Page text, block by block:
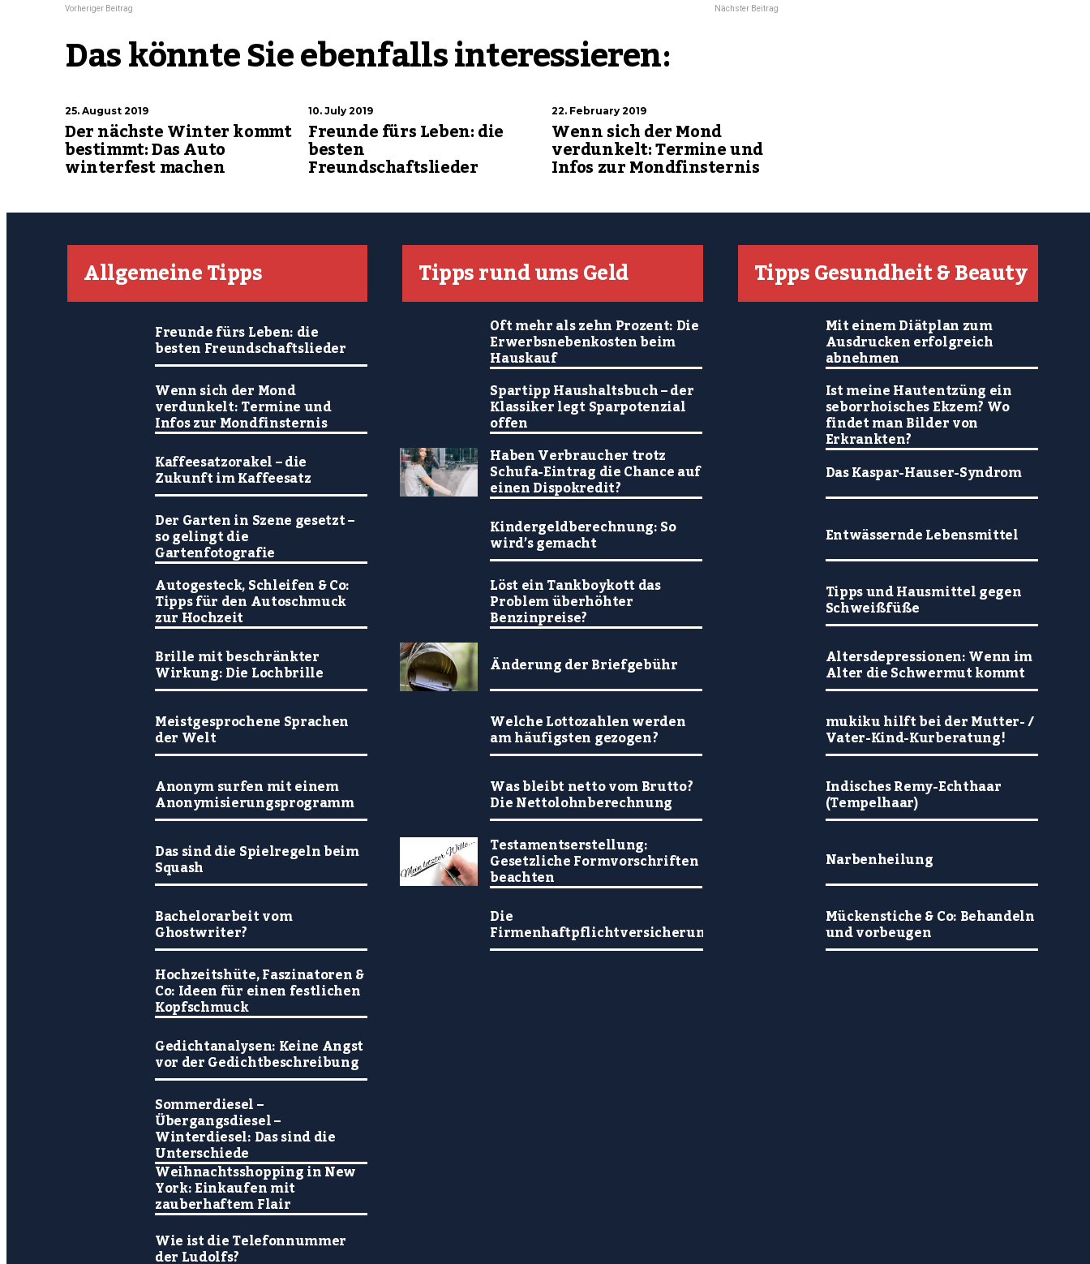
Vorheriger Beitrag Nächster Beitrag
Das könnte Sie ebenfalls interessieren:
25. August 2019
Der nächste Winter kommt
bestimmt: Das Auto
winterfest machen
10. July 2019
Freunde fürs Leben: die
besten
Freundschaftslieder
22. February 2019
Wenn sich der Mond
verdunkelt: Termine und
Infos zur Mondfinsternis
Allgemeine Tipps
Freunde fürs Leben: die
besten Freundschaftslieder
Wenn sich der Mond
verdunkelt: Termine und
Infos zur Mondfinsternis
Kaffeesatzorakel – die
Zukunft im Kaffeesatz
Der Garten in Szene gesetzt –
so gelingt die
Gartenfotografie
Autogesteck, Schleifen & Co:
Tipps für den Autoschmuck
zur Hochzeit
Brille mit beschränkter
Wirkung: Die Lochbrille
Meistgesprochene Sprachen
der Welt
Anonym surfen mit einem
Anonymisierungsprogramm
Das sind die Spielregeln beim
Squash
Bachelorarbeit vom
Ghostwriter?
Hochzeitshüte, Faszinatoren &
Co: Ideen für einen festlichen
Kopfschmuck
Gedichtanalysen: Keine Angst
vor der Gedichtbeschreibung
Sommerdiesel –
Übergangsdiesel –
Winterdiesel: Das sind die
Unterschiede
Weihnachtsshopping in New
York: Einkaufen mit
zauberhaftem Flair
Wie ist die Telefonnummer
der Ludolfs?
Tipps rund ums Geld
Oft mehr als zehn Prozent: Die
Erwerbsnebenkosten beim
Hauskauf
Spartipp Haushaltsbuch – der
Klassiker legt Sparpotenzial
offen
Haben Verbraucher trotz
Schufa-Eintrag die Chance auf
einen Dispokredit?
Kindergeldberechnung: So
wird’s gemacht
Löst ein Tankboykott das
Problem überhöhter
Benzinpreise?
Änderung der Briefgebühr
Welche Lottozahlen werden
am häufigsten gezogen?
Was bleibt netto vom Brutto?
Die Nettolohnberechnung
Testamentserstellung:
Gesetzliche Formvorschriften
beachten
Die
Firmenhaftpflichtversicherung
Tipps Gesundheit & Beauty
Mit einem Diätplan zum
Ausdrucken erfolgreich
abnehmen
Ist meine Hautentzüng ein
seborrhoisches Ekzem? Wo
findet man Bilder von
Erkrankten?
Das Kaspar-Hauser-Syndrom
Entwässernde Lebensmittel
Tipps und Hausmittel gegen
Schweißfüße
Altersdepressionen: Wenn im
Alter die Schwermut kommt
mukiku hilft bei der Mutter- /
Vater-Kind-Kurberatung!
Indisches Remy-Echthaar
(Tempelhaar)
Narbenheilung
Mückenstiche & Co: Behandeln
und vorbeugen